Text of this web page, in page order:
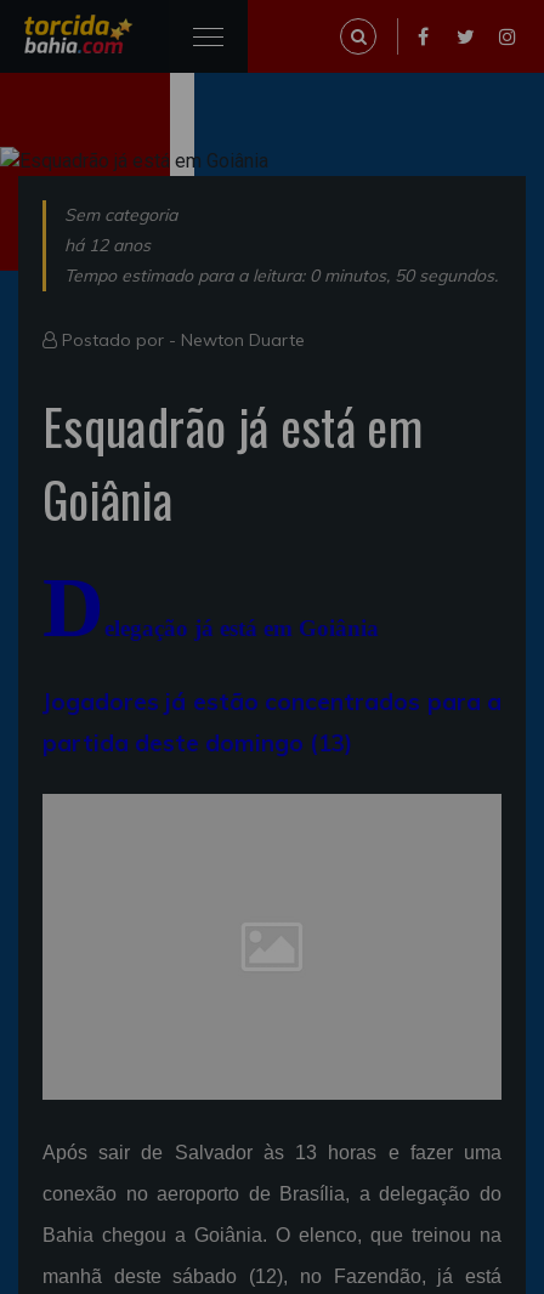
Sem categoria
há 12 anos
Tempo estimado para a leitura: 0 minutos, 50 segundos.
Postado por - Newton Duarte
Esquadrão já está em
Goiânia
Delegação já está em Goiânia
Jogadores já estão concentrados para a
partida deste domingo (13)
Após sair de Salvador às 13 horas e fazer uma
conexão no aeroporto de Brasília, a delegação do
Bahia chegou a Goiânia. O elenco, que treinou na
manhã deste sábado (12), no Fazendão, já está